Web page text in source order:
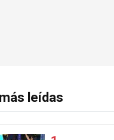
leídas